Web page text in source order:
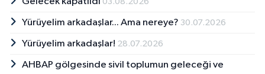
Yürüyelim arkadaşlar... Ama nereye? 30.07.2026
Yürüyelim arkadaşlar! 28.07.2026
AHBAP gölgesinde sivil toplumun geleceği ve